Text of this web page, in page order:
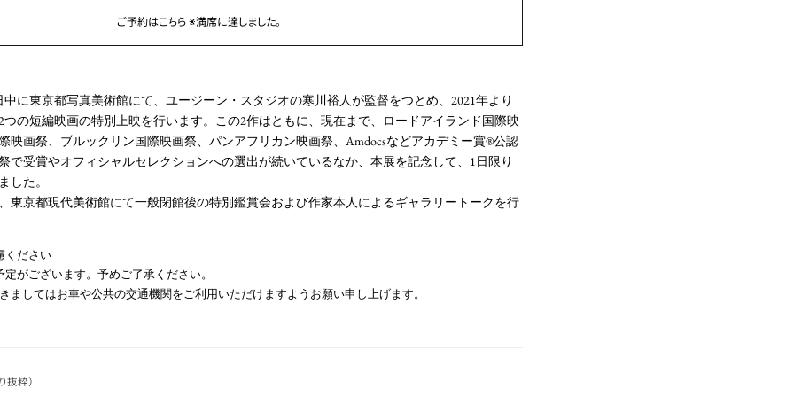
ご予約はこちら ※満席に達しました。
に東京都写真美術館にて、ユージーン・スタジオの寒川裕人が監督をつとめ、2021年より
の短編映画の特別上映を行います。この2作はともに、現在まで、ロードアイランド国際映
映画祭、ブルックリン国際映画祭、パンアフリカン映画祭、Amdocsなどアカデミー賞®公認
で受賞やオフィシャルセレクションへの選出が続いているなか、本展を記念して、1日限り
した。
東京都現代美術館にて一般閉館後の特別鑑賞会および作家本人によるギャラリートークを行
ください
がございます。予めご了承ください。
ましてはお車や公共の交通機関をご利用いただけますようお願い申し上げます。
抜粋）